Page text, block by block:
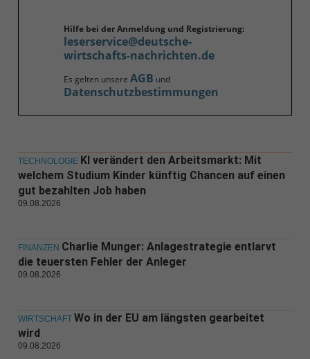
Hilfe bei der Anmeldung und Registrierung:
leserservice@deutsche-
wirtschafts-nachrichten.de
Es gelten unsere AGB und
Datenschutzbestimmungen
TECHNOLOGIE KI verändert den Arbeitsmarkt: Mit
welchem Studium Kinder künftig Chancen auf einen
gut bezahlten Job haben
09.08.2026
FINANZEN Charlie Munger: Anlagestrategie entlarvt
die teuersten Fehler der Anleger
09.08.2026
WIRTSCHAFT Wo in der EU am längsten gearbeitet
wird
09.08.2026